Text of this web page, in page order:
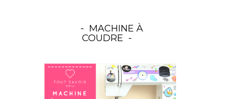
MACHINE À
COUDRE